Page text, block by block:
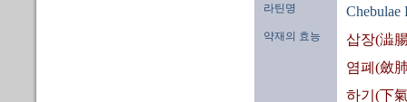
라틴명 Chebulae
약재의 효능
삽장(澁
염폐(斂
하기(下